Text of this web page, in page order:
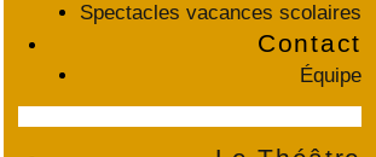
Spectacles vacances scolaires
Contact
Équipe